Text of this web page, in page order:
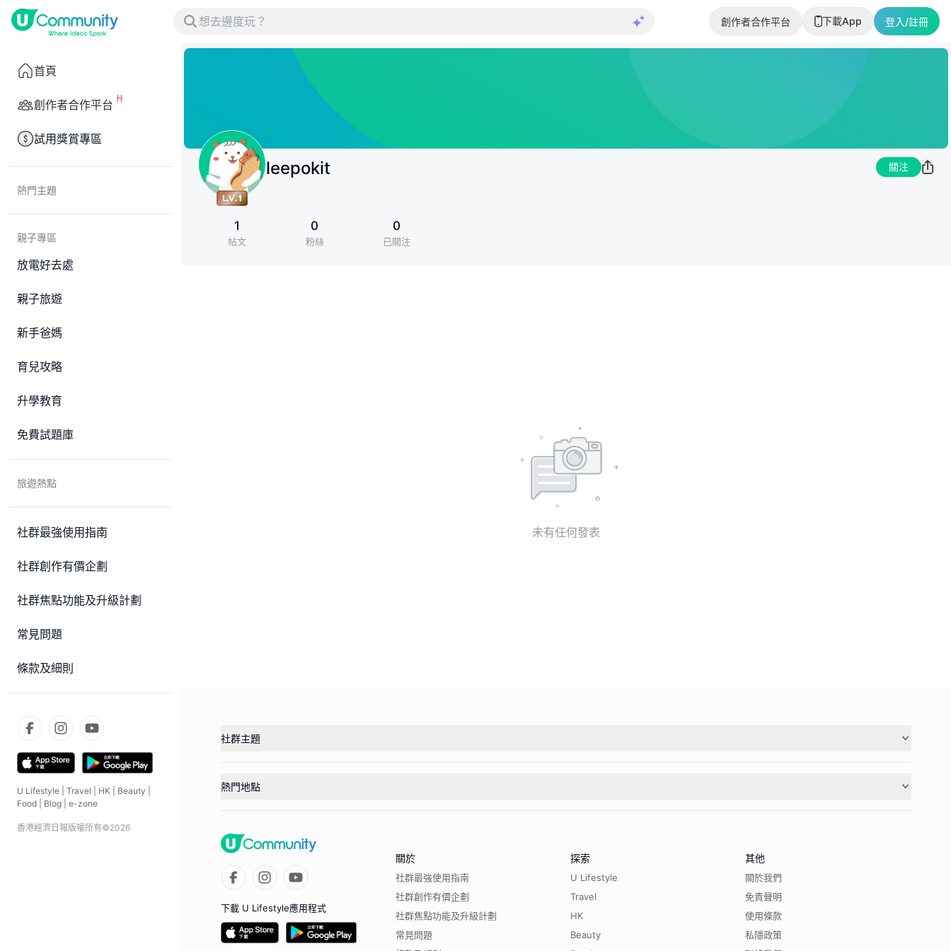
創作者合作平台 下載App 登入/註冊
首頁
創作者合作平台
試用獎賞專區
熱門主題
親子專區
放電好去處
親子旅遊
新手爸媽
育兒攻略
升學教育
免費試題庫
旅遊熱點
社群最強使用指南
社群創作有價企劃
社群焦點功能及升級計劃
常見問題
條款及細則
U Lifestyle Travel HK Beauty
Food
Blog e-zone
香港經濟日報版權所有©2026
leepokit 關注
1
帖文
0
粉絲
0
已關注
未有任何發表
社群主題
熱門地點
下載 U Lifestyle應用程式
關於
社群最強使用指南
社群創作有價企劃
社群焦點功能及升級計劃
常見問題
探索
U Lifestyle
Travel
HK
Beauty
其他
關於我們
免責聲明
使用條款
私隱政策